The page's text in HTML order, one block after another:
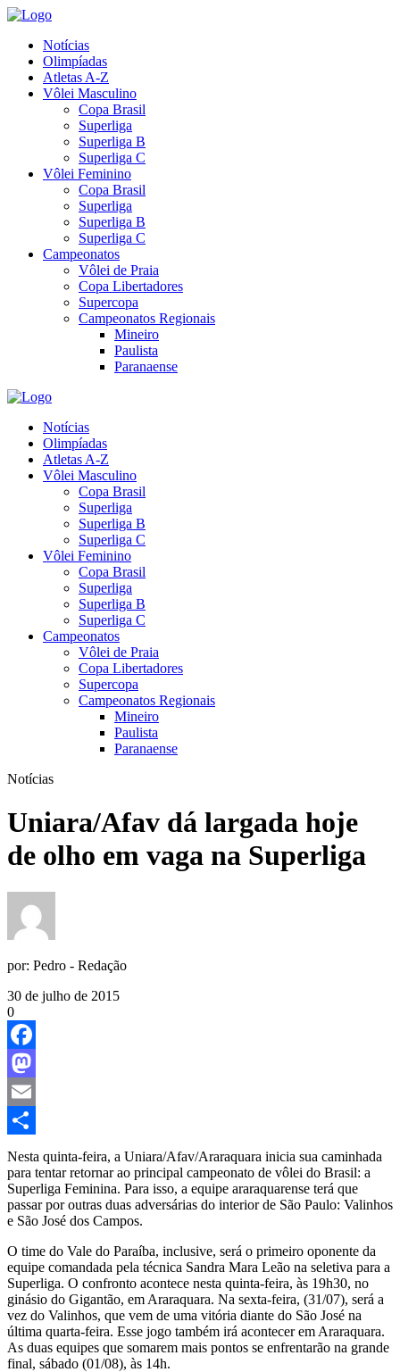
Notícias
Olimpíadas
Atletas A-Z
Vôlei Masculino
Copa Brasil
Superliga
Superliga B
Superliga C
Vôlei Feminino
Copa Brasil
Superliga
Superliga B
Superliga C
Campeonatos
Vôlei de Praia
Copa Libertadores
Supercopa
Campeonatos Regionais
Mineiro
Paulista
Paranaense
Notícias
Olimpíadas
Atletas A-Z
Vôlei Masculino
Copa Brasil
Superliga
Superliga B
Superliga C
Vôlei Feminino
Copa Brasil
Superliga
Superliga B
Superliga C
Campeonatos
Vôlei de Praia
Copa Libertadores
Supercopa
Campeonatos Regionais
Mineiro
Paulista
Paranaense
Notícias
Uniara/Afav dá largada hoje
de olho em vaga na Superliga
por: Pedro - Redação
30 de julho de 2015
0
Facebook
Mastodon
Email
Share
Nesta quinta-feira, a Uniara/Afav/Araraquara inicia sua caminhada
para tentar retornar ao principal campeonato de vôlei do Brasil: a
Superliga Feminina. Para isso, a equipe araraquarense terá que
passar por outras duas adversárias do interior de São Paulo: Valinhos
e São José dos Campos.
O time do Vale do Paraíba, inclusive, será o primeiro oponente da
equipe comandada pela técnica Sandra Mara Leão na seletiva para a
Superliga. O confronto acontece nesta quinta-feira, às 19h30, no
ginásio do Gigantão, em Araraquara. Na sexta-feira, (31/07), será a
vez do Valinhos, que vem de uma vitória diante do São José na
última quarta-feira. Esse jogo também irá acontecer em Araraquara.
As duas equipes que somarem mais pontos se enfrentarão na grande
final, sábado (01/08), às 14h.